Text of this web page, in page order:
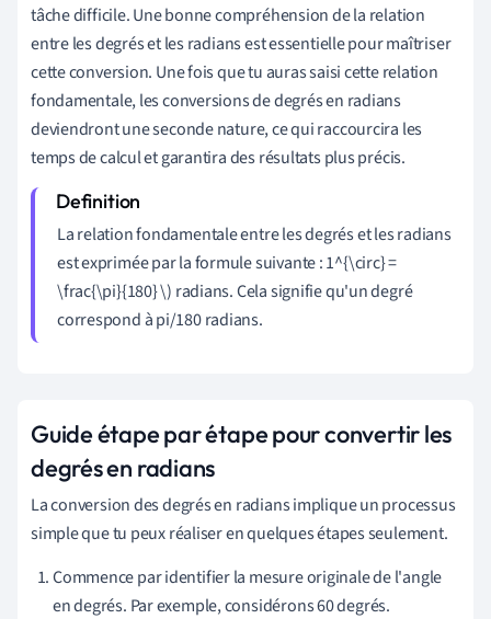
tâche difficile. Une bonne compréhension de la relation
entre les degrés et les radians est essentielle pour maîtriser
cette conversion. Une fois que tu auras saisi cette relation
fondamentale, les conversions de degrés en radians
deviendront une seconde nature, ce qui raccourcira les
temps de calcul et garantira des résultats plus précis.
La relation fondamentale entre les degrés et les radians
est exprimée par la formule suivante : 1^{\circ} =
\frac{\pi}{180} \) radians. Cela signifie qu'un degré
correspond à pi/180 radians.
Guide étape par étape pour convertir les
degrés en radians
La conversion des degrés en radians implique un processus
simple que tu peux réaliser en quelques étapes seulement.
Commence par identifier la mesure originale de l'angle
en degrés. Par exemple, considérons 60 degrés.